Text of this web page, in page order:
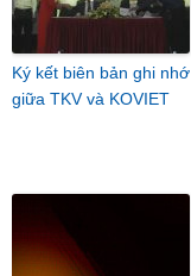
Ký kết biên bản ghi nhớ
giữa TKV và KOVIET